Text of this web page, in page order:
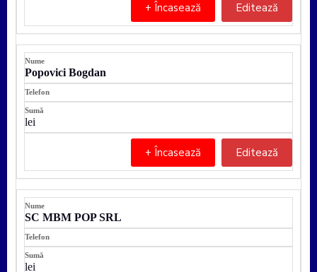
+ Încasează Editează
Popovici Bogdan
lei
+ Încasează Editează
SC MBM POP SRL
lei